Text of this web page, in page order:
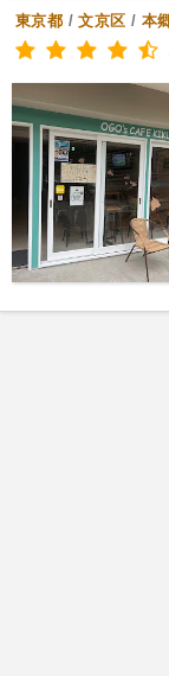
東京都 /文京区 / 本